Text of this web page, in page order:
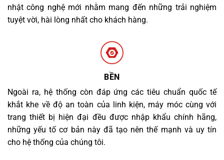
nhật công nghệ mới nhằm mang đến những trải nghiệm
tuyệt vời, hài lòng nhất cho khách hàng.
BỀN
Ngoài ra, hệ thống còn đáp ứng các tiêu chuẩn quốc tế
khắt khe về độ an toàn của linh kiện, máy móc cùng với
trang thiết bị hiện đại đều được nhập khẩu chính hãng,
những yếu tố cơ bản này đã tạo nên thế mạnh và uy tín
cho hệ thống của chúng tôi.